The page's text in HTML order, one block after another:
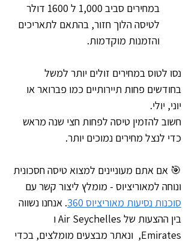
במחירים סביב 1,000 ל 1600 דולר
לטיסה הלוך חזור, בהתאם לתאריכים
והזמנות מוקדמות.
נסו לטוס במחירים זולים יותר למשל
בחודשים פחות תיירותיים כמו פברואר או
יוני, יולי.
חשוב להזמין טיסה לפחות חצי שנה מראש
כדי לנצל מחירים נמוכים יותר.
🎯 אם אתם מעוניינים למצוא טיסה חסכונית
ונוחה למאוריציוס - מומלץ ליצור קשר עם
סוכנות נסיעות מאוריציוס 360
. אנחנו נשווה
בין ההצעות של Air Seychelles ו
Emirates,  ונאתר מבצעים מומלצים, בכדי